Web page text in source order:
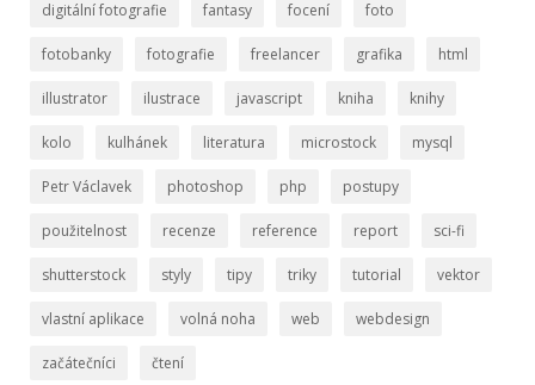
digitální fotografie fantasy focení foto
fotobanky fotografie freelancer grafika html
illustrator ilustrace javascript kniha knihy
kolo kulhánek literatura microstock mysql
Petr Václavek photoshop php postupy
použitelnost recenze reference report sci-fi
shutterstock styly tipy triky tutorial vektor
vlastní aplikace volná noha web webdesign
začátečníci čtení